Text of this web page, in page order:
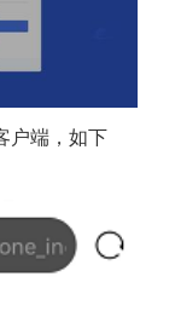
户端，如下